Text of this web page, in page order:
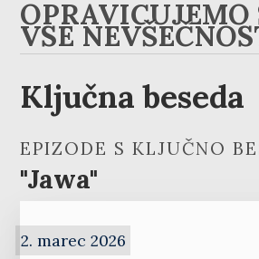
OPRAVIČUJEMO
VSE
Ključna beseda
EPIZODE S KLJUČNO
"Jawa"
2. marec 2026